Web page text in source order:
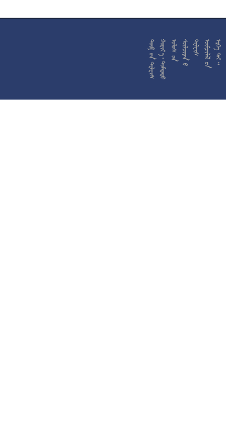










































































































